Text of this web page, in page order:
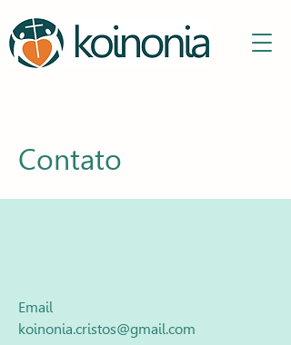
Contato
Email
koinonia.cristos@gmail.com